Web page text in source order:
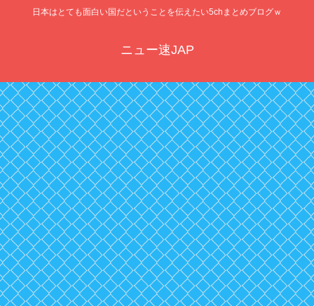
日本はとても面白い国だということを伝えたい5chまとめブログｗ
ニュー速JAP